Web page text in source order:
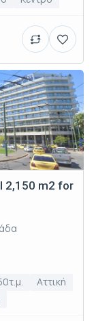
2,150 m2 for
Αττική